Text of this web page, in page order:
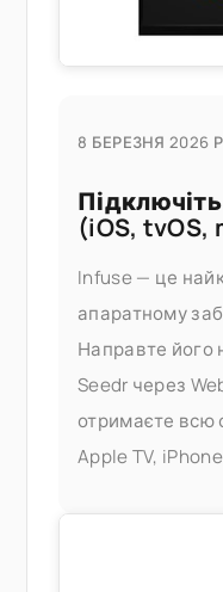
8 БЕРЕЗНЯ 2026
(iOS, tvOS,
Infuse — це
апаратному
Направте його
Seedr через
отримаєте всю
Apple TV,